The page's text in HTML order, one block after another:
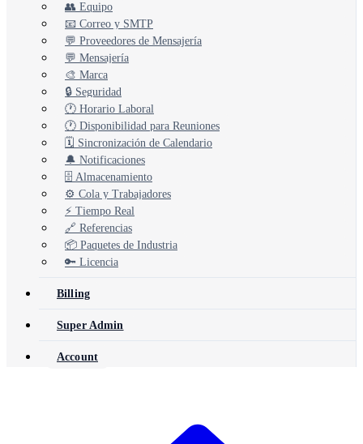
👥 Equipo
📧 Correo y SMTP
💬 Proveedores de Mensajería
💬 Mensajería
🎨 Marca
🔒 Seguridad
🕐 Horario Laboral
🕐 Disponibilidad para Reuniones
🗓️ Sincronización de Calendario
🔔 Notificaciones
🗄️ Almacenamiento
⚙️ Cola y Trabajadores
⚡ Tiempo Real
🔗 Referencias
📦 Paquetes de Industria
🔑 Licencia
Billing
Super Admin
Account